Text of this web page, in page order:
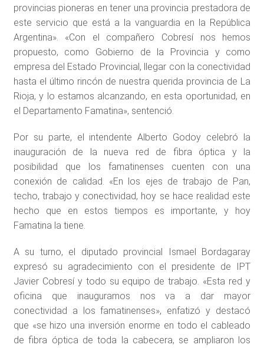
provincias pioneras en tener una provincia prestadora de
este servicio que está a la vanguardia en la República
Argentina». «Con el compañero Cobresí nos hemos
propuesto, como Gobierno de la Provincia y como
empresa del Estado Provincial, llegar con la conectividad
hasta el último rincón de nuestra querida provincia de La
Rioja, y lo estamos alcanzando, en esta oportunidad, en
el Departamento Famatina», sentenció.
Por su parte, el intendente Alberto Godoy celebró la
inauguración de la nueva red de fibra óptica y la
posibilidad que los famatinenses cuenten con una
conexión de calidad. «En los ejes de trabajo de Pan,
techo, trabajo y conectividad, hoy se hace realidad este
hecho que en estos tiempos es importante, y hoy
Famatina la tiene.
A su turno, el diputado provincial Ismael Bordagaray
expresó su agradecimiento con el presidente de IPT
Javier Cobresí y todo su equipo de trabajo. «Esta red y
oficina que inauguramos nos va a dar mayor
conectividad a los famatinenses», enfatizó y destacó
que «se hizo una inversión enorme en todo el cableado
de fibra óptica de toda la cabecera, se ampliaron los